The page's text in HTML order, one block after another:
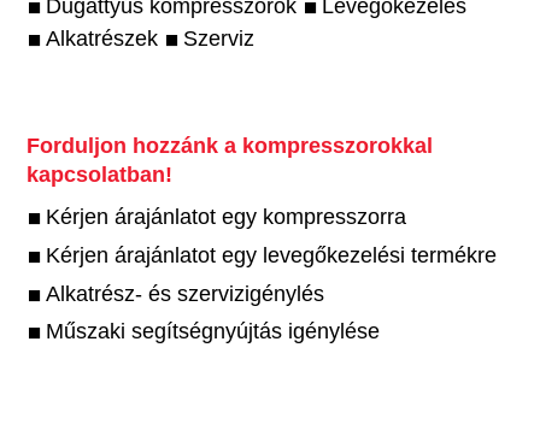
Dugattyús kompresszorok
Levegőkezelés
Alkatrészek
Szerviz
Forduljon hozzánk a kompresszorokkal
kapcsolatban!
Kérjen árajánlatot egy kompresszorra
Kérjen árajánlatot egy levegőkezelési termékre
Alkatrész- és szervizigénylés
Műszaki segítségnyújtás igénylése